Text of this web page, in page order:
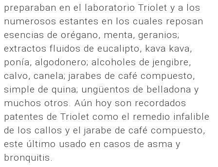
preparaban en el laboratorio Triolet y a los
numerosos estantes en los cuales reposan
esencias de orégano, menta, geranios;
extractos fluidos de eucalipto, kava kava,
ponía, algodonero; alcoholes de jengibre,
calvo, canela; jarabes de café compuesto,
simple de quina; ungüentos de belladona y
muchos otros. Aún hoy son recordados
patentes de Triolet como el remedio infalible
de los callos y el jarabe de café compuesto,
este último usado en casos de asma y
bronquitis.